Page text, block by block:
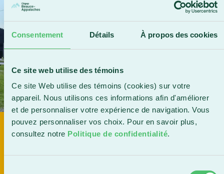
Consentement Détails À propos des cookies
Ce site web utilise des témoins
Ce site Web utilise des témoins (cookies) sur votre
appareil. Nous utilisons ces informations afin d'améliorer
et de personnaliser votre expérience de navigation. Vous
pouvez personnaliser vos choix. Pour en savoir plus,
consultez notre Politique de confidentialité.
DÉPÔT D'UN PROJET DE GYMNASE